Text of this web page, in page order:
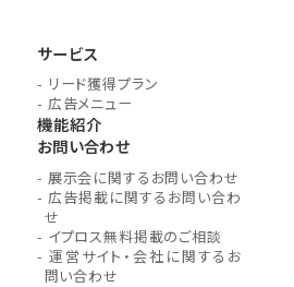
サービス
- リード獲得プラン
- 広告メニュー
機能紹介
お問い合わせ
- 展示会に関するお問い合わせ
- 広告掲載に関するお問い合わ
せ
- イプロス無料掲載のご相談
- 運営サイト・会社に関するお
問い合わせ